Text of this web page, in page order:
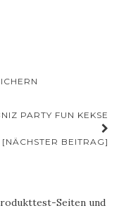
PARTY FUN KEKSE
[NÄCHSTER BEITRAG]